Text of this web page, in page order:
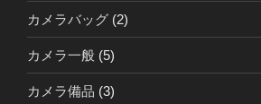
カメラバッグ (2)
カメラ一般 (5)
カメラ備品 (3)